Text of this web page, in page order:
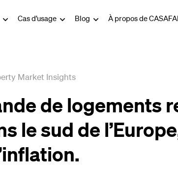
Cas d’usage Blog À propos de
Market Insights
de logements
le sud de